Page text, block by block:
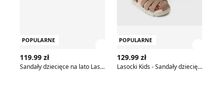
POPULARNE
119.99 zł
Sandały dziecięce na lato Lasocki Kids
POPULARNE
129.99 zł
Lasocki Kids - Sandały dziecięce na lato